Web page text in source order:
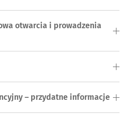
otwarcia i prowadzenia
– przydatne informacje